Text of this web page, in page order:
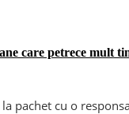
care petrece mult
pachet cu o